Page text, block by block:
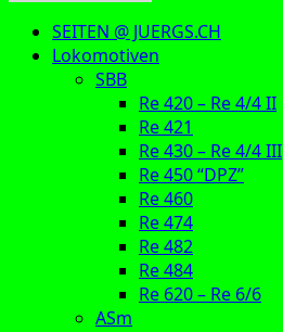
SEITEN @ JUERGS.CH
Lokomotiven
SBB
Re 420 – Re 4/4 II
Re 421
Re 430 – Re 4/4 III
Re 450 “DPZ”
Re 460
Re 474
Re 482
Re 484
Re 620 – Re 6/6
ASm